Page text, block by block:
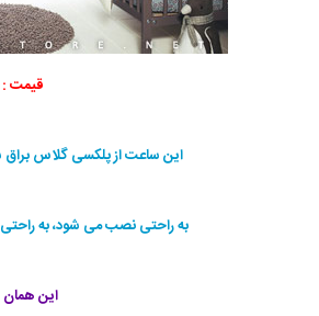
قیمت :
این ساعت از پلکسی گلاس
به راحتی نصب می شود، به
این